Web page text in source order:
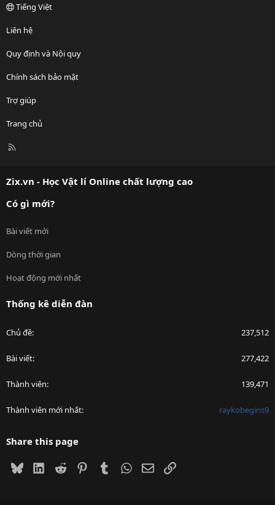
Tiếng Việt
Liên hệ
Quy định và Nội quy
Chính sách bảo mật
Trợ giúp
Trang chủ
R
Zix.vn - Học Vật lí Online chất lượng cao
Có gì mới?
Bài viết mới
Dòng thời gian
Hoạt động mới nhất
Thống kê diễn đàn
Chủ đề 237,512
Bài viết 277,422
Thành viên 139,471
Thành viên mới nhất raykobegiris9
Share this page
BlueskyLinkedIn
Reddit PinterestTumblrWhatsApp
EmailLink